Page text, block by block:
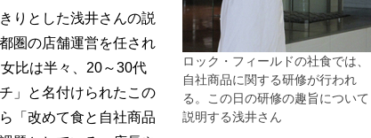
ロック・フィールドの社食では、
自社商品に関する研修が行われ
る。この日の研修の趣旨について
説明する浅井さん
りとした浅井さんの説
圏の店舗運営を任され
比は半々、20～30代
」と名付けられたこの
「改めて食と自社商品